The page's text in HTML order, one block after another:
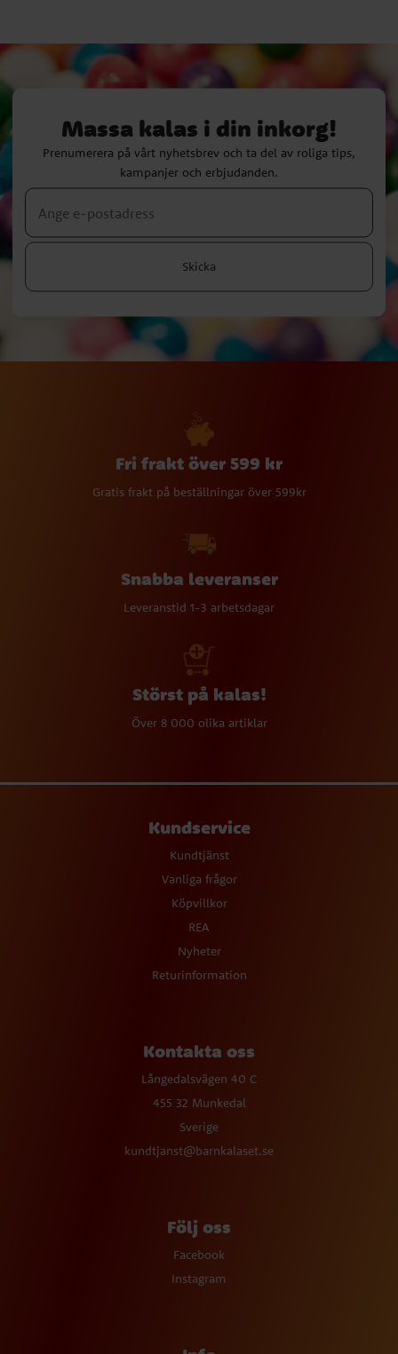
Massa kalas i din inkorg!
Prenumerera på vårt nyhetsbrev och ta del av roliga tips,
kampanjer och erbjudanden.
Skicka
Fri frakt över 599 kr
Gratis frakt på beställningar över 599kr
Snabba leveranser
Leveranstid 1-3 arbetsdagar
Störst på kalas!
Över 8 000 olika artiklar
Kundservice
Kundtjänst
Vanliga frågor
Köpvillkor
REA
Nyheter
Returinformation
Kontakta oss
Långedalsvägen 40 C
455 32 Munkedal
Sverige
kundtjanst@barnkalaset.se
Följ oss
Facebook
Instagram